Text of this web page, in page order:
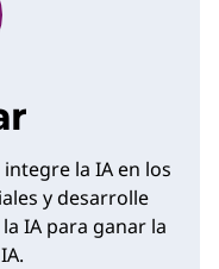
la IA en los
y desarrolle
IA para ganar la